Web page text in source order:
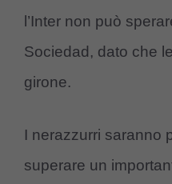
l’Inter non può
Sociedad, dato che
girone.
I nerazzurri saranno
superare un